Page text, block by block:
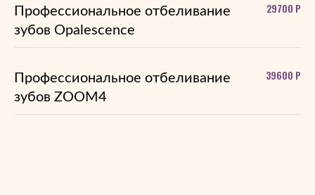
Профессиональное отбеливание
зубов Opalescence
29700 Р
Профессиональное отбеливание
зубов ZOOM4
39600 Р